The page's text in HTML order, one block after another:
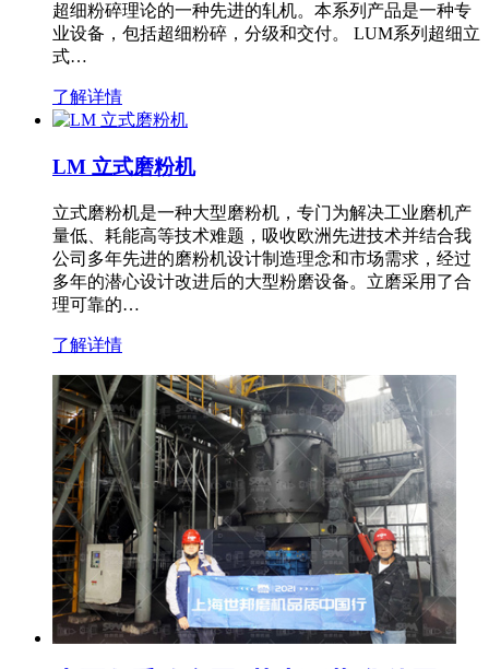
超细粉碎理论的一种先进的轧机。本系列产品是一种专
业设备，包括超细粉碎，分级和交付。 LUM系列超细立
式…
了解详情
LM 立式磨粉机
立式磨粉机是一种大型磨粉机，专门为解决工业磨机产
量低、耗能高等技术难题，吸收欧洲先进技术并结合我
公司多年先进的磨粉机设计制造理念和市场需求，经过
多年的潜心设计改进后的大型粉磨设备。立磨采用了合
理可靠的…
了解详情